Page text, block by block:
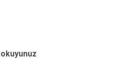
Sultandağı